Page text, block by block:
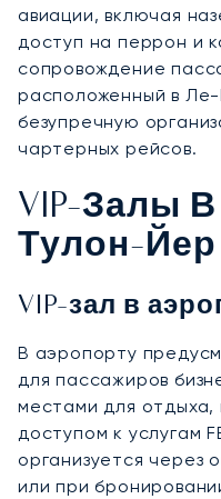
авиации, включая
доступ на перрон и
сопровождение
расположенный в
безупречную
чартерных рейсов.
VIP-Залы
Тулон-Йер
VIP-зал в
В аэропорту
для пассажиров
местами для отдыха,
доступом к услугам
организуется через
или при